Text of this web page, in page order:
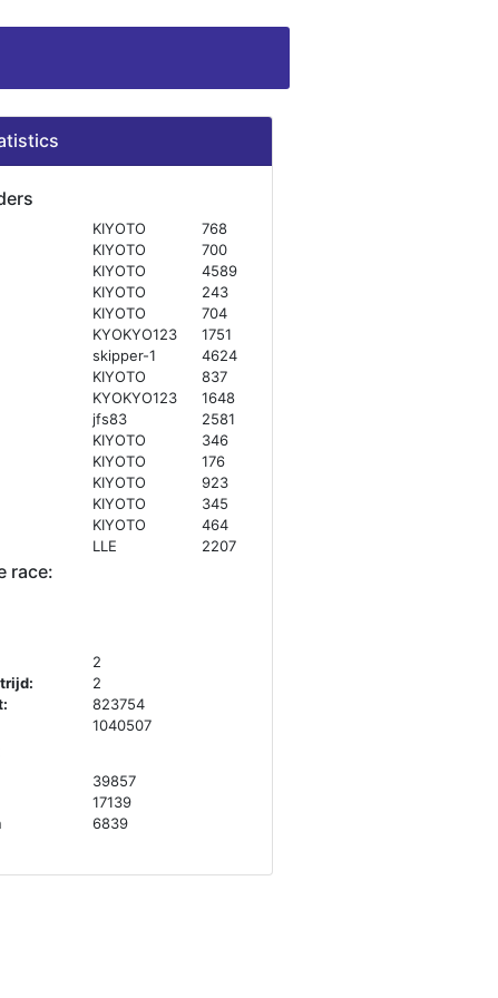
KIYOTO
768
KIYOTO
700
KIYOTO
4589
KIYOTO
243
KIYOTO
704
KYOKYO123
1751
skipper-1
4624
KIYOTO
837
KYOKYO123
1648
jfs83
2581
KIYOTO
346
KIYOTO
176
KIYOTO
923
KIYOTO
345
KIYOTO
464
LLE 2207
race:
2
2
823754
1040507
39857
17139
6839